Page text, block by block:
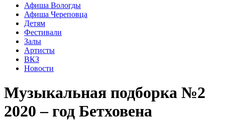
Афиша Вологды
Афиша Череповца
Детям
Фестивали
Залы
Артисты
ВКЗ
Новости
Музыкальная подборка №2
2020 – год Бетховена